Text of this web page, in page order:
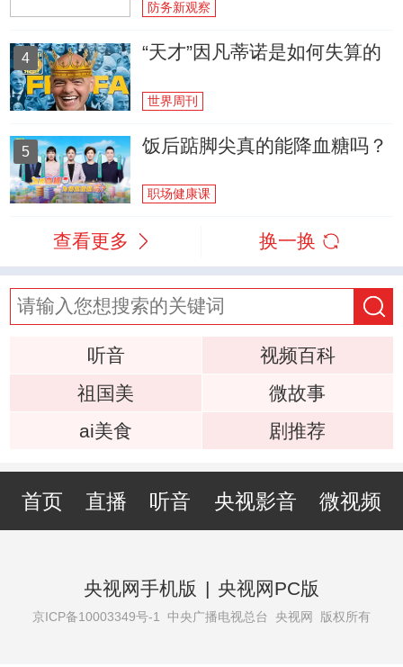
防务新观察
4 “天才”因凡蒂诺是如何失算的
世界周刊
5 饭后踮脚尖真的能降血糖吗？
职场健康课
查看更多 换一换
听音
视频百科
祖国美
微故事
ai美食
剧推荐
首页 直播 听音 央视影音 微视频
央视网手机版 | 央视网PC版
京ICP备10003349号-1 中央广播电视总台 央视网 版权所有